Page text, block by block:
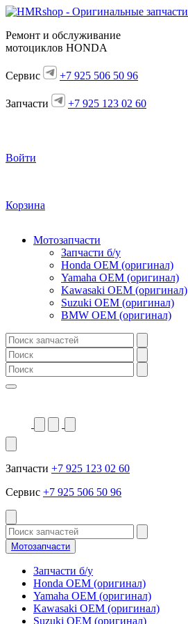
Ремонт и обслуживание
мотоциклов HONDA
Сервис +7 925 506 50 96
Запчасти +7 925 123 02 60
Войти
Корзина
Мотозапчасти
Запчасти б/у
Honda OEM (оригинал)
Yamaha OEM (оригинал)
Kawasaki OEM (оригинал)
Suzuki OEM (оригинал)
BMW OEM (оригинал)
Запчасти +7 925 123 02 60
Сервис +7 925 506 50 96
Мотозапчасти
Запчасти б/у
Honda OEM (оригинал)
Yamaha OEM (оригинал)
Kawasaki OEM (оригинал)
Suzuki OEM (оригинал)